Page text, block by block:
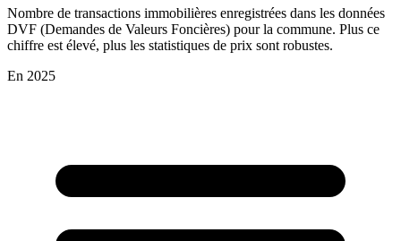
Nombre de transactions immobilières enregistrées dans les données
DVF (Demandes de Valeurs Foncières) pour la commune. Plus ce
chiffre est élevé, plus les statistiques de prix sont robustes.
En 2025